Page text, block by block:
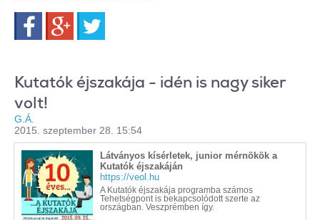
FacebookGoogle+
Kutatók éjszakája - idén is nagy siker
volt!
G.Á.
2015. szeptember 28. 15:54
Látványos kísérletek, junior mérnökök a
Kutatók éjszakáján
https://veol.hu
A Kutatók éjszakája programba számos
Tehetségpont is bekapcsolódott szerte az
országban. Veszprémben így.